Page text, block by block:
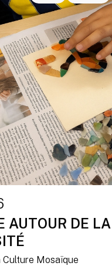
AUTOUR DE LA
Mosaïque